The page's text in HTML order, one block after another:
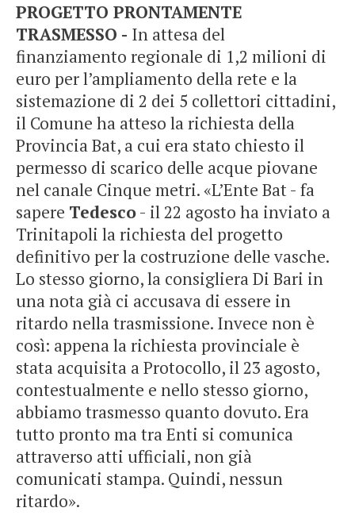
PROGETTO PRONTAMENTE
TRASMESSO - In attesa del
finanziamento regionale di 1,2 milioni di
euro per l’ampliamento della rete e la
sistemazione di 2 dei 5 collettori cittadini,
il Comune ha atteso la richiesta della
Provincia Bat, a cui era stato chiesto il
permesso di scarico delle acque piovane
nel canale Cinque metri. «L’Ente Bat - fa
sapere Tedesco- il 22 agosto ha inviato a
Trinitapoli la richiesta del progetto
definitivo per la costruzione delle vasche.
Lo stesso giorno, la consigliera Di Bari in
una nota già ci accusava di essere in
ritardo nella trasmissione. Invece non è
così: appena la richiesta provinciale è
stata acquisita a Protocollo, il 23 agosto,
contestualmente e nello stesso giorno,
abbiamo trasmesso quanto dovuto. Era
tutto pronto ma tra Enti si comunica
attraverso atti ufficiali, non già
comunicati stampa. Quindi, nessun
ritardo».